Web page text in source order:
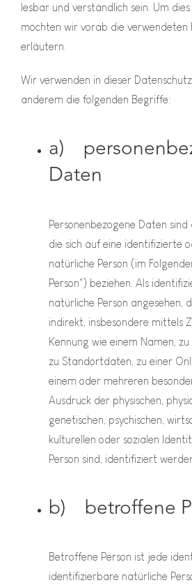
lesbar und verständlich sein. Um
möchten wir vorab die verwendeten
erläutern.
Wir verwenden in dieser
anderem die folgenden Begriffe:
a)
Daten
Personenbezogene Daten sind
die sich auf eine identifizierte
natürliche Person (im
Person") beziehen. Als
natürliche Person angesehen,
indirekt, insbesondere mittels
Kennung wie einem Namen,
zu Standortdaten, zu einer
einem oder mehreren
Ausdruck der physischen,
genetischen, psychischen,
kulturellen oder sozialen
Person sind, identifiziert
b) betroffene
Betroffene Person ist jede
identifizierbare natürliche